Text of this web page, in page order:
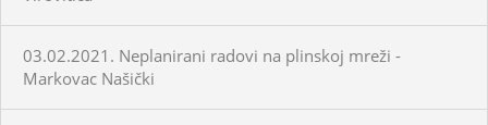
03.02.2021. Neplanirani radovi na plinskoj mreži -
Markovac Našički